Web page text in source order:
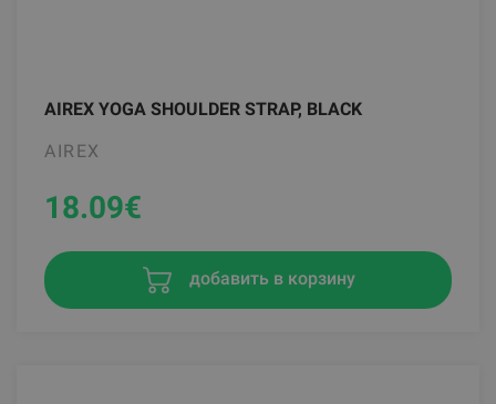
AIREX YOGA SHOULDER STRAP, BLACK
AIREX
18.09€
добавить в корзину